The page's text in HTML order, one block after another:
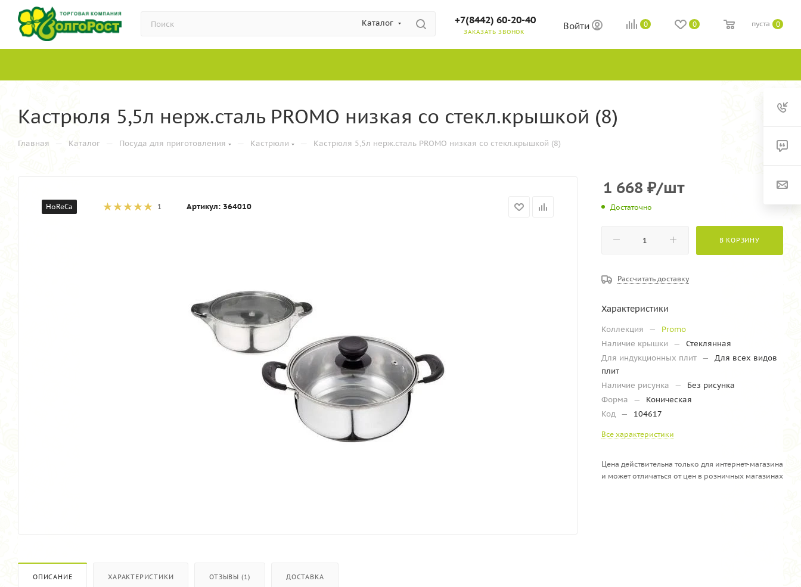
Каталог +7(8442) 60-20-40
ЗАКАЗАТЬ ЗВОНОК
Войти 0 0 0
пуста
Кастрюля 5,5л нерж.сталь PROMO низкая со стекл.крышкой (8)
Главная — Каталог — Посуда для приготовления — Кастрюли — Кастрюля 5,5л нерж.сталь PROMO низкая со стекл.крышкой (8)
HoReCa 1 Артикул: 364010
ОПИСАНИЕ ХАРАКТЕРИСТИКИ ОТЗЫВЫ (1) ДОСТАВКА
1 668 ₽/шт
Достаточно
В КОРЗИНУ
Рассчитать доставку
Характеристики
Коллекция —
Promo
Наличие крышки
—
Стеклянная
Для индукционных плит —
Для всех видов
плит
Наличие рисунка
—
Без рисунка
Форма
—
Коническая
Код — 104617
Все характеристики
Цена действительна только для интернет-магазина
и может отличаться от цен в розничных магазинах